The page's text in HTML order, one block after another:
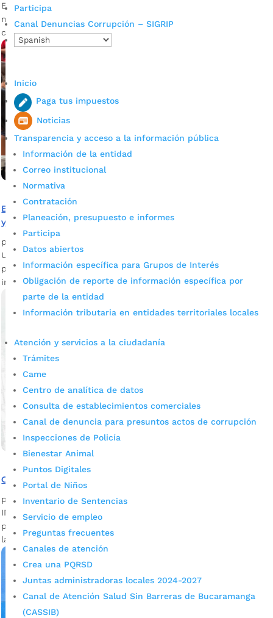
Participa
Canal Denuncias Corrupción – SIGRIP
Inicio
Paga tus impuestos
Noticias
Transparencia y acceso a la información pública
Información de la entidad
Correo institucional
Normativa
Contratación
Planeación, presupuesto e informes
Participa
Datos abiertos
Información específica para Grupos de Interés
Obligación de reporte de información específica por
parte de la entidad
Información tributaria en entidades territoriales locales
Atención y servicios a la ciudadanía
Trámites
Came
Centro de analítica de datos
Consulta de establecimientos comerciales
Canal de denuncia para presuntos actos de corrupción
Inspecciones de Policía
Bienestar Animal
Puntos Digitales
Portal de Niños
Inventario de Sentencias
Servicio de empleo
Preguntas frecuentes
Canales de atención
Crea una PQRSD
Juntas administradoras locales 2024-2027
Canal de Atención Salud Sin Barreras de Bucaramanga
(CASSIB)
El barrio Porvenir de Bucaramanga cuenta con una cancha
mejorada para fortalecer el deporte y la convivencia. La
comunidad del barrio Porvenir, en...
En el barrio Dangond se vivió una noche de cine, familia
y diversión
por
Una pantalla, cine y decenas de familias reunidas bastaron
para transformar una noche común en una experiencia
inolvidable en el barrio Dangond. El...
Convocatoria laboral para personas con inglés B2
por admin_prensa |Jun 26, 2026
IMEBU invita a bachilleres, técnicos, tecnólogos y
profesionales con inglés B2 a participar en convocatoria
laboral virtual. El Instituto Municipal...